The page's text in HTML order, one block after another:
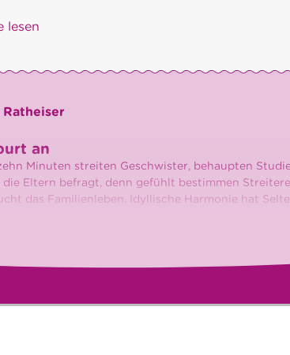
lesen
Ratheiser
an
Minuten streiten Geschwister, behaupten
Eltern befragt, denn gefühlt bestimmen
das Familienleben. Idyllische Harmonie hat